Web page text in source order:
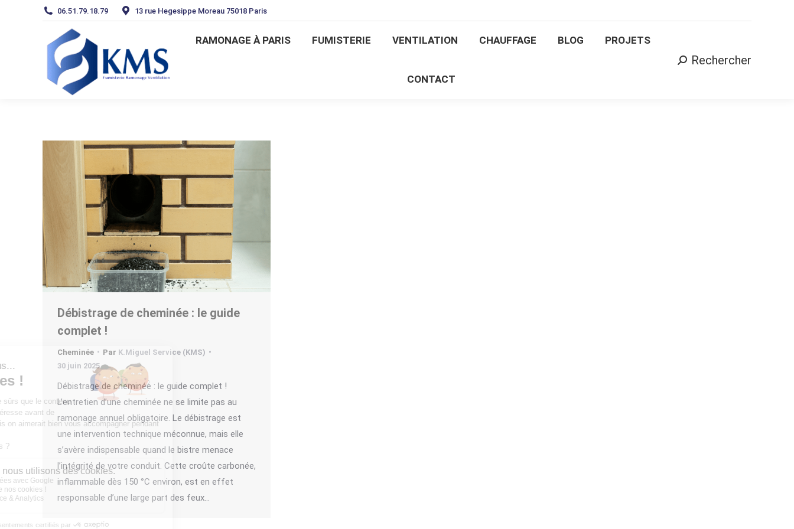
06.51.79.18.79 13 rue Hegesippe Moreau 75018 Paris
RAMONAGE À PARIS FUMISTERIE VENTILATION CHAUFFAGE BLOG PROJETS
CONTACT
Search:Rechercher
Débistrage de cheminée : le guide
complet !
Cheminée Par K.Miguel Service (KMS)
30 juin 2025
Débistrage de cheminée : le guide complet !
L’entretien d’une cheminée ne se limite pas au
ramonage annuel obligatoire. Le débistrage est
une intervention technique méconnue, mais elle
s’avère indispensable quand le bistre menace
l’intégrité de votre conduit. Cette croûte carbonée,
inflammable dès 150 °C environ, est en effet
responsable d’une large part des feux…
RAMONAGE À PARIS FUMISTERIE VENTILATION CHAUFFAGE BLOG PROJETS